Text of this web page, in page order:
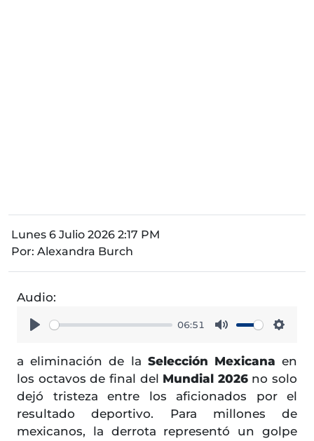
Lunes 6 Julio 2026 2:17 PM
Por: Alexandra Burch
Audio:
06:51
a eliminación de la Selección Mexicana en
los octavos de final del Mundial 2026no solo
dejó tristeza entre los aficionados por el
resultado deportivo. Para millones de
mexicanos, la derrota representó un golpe